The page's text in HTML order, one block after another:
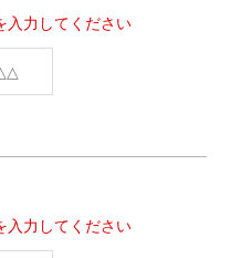
入力してください
入力してください